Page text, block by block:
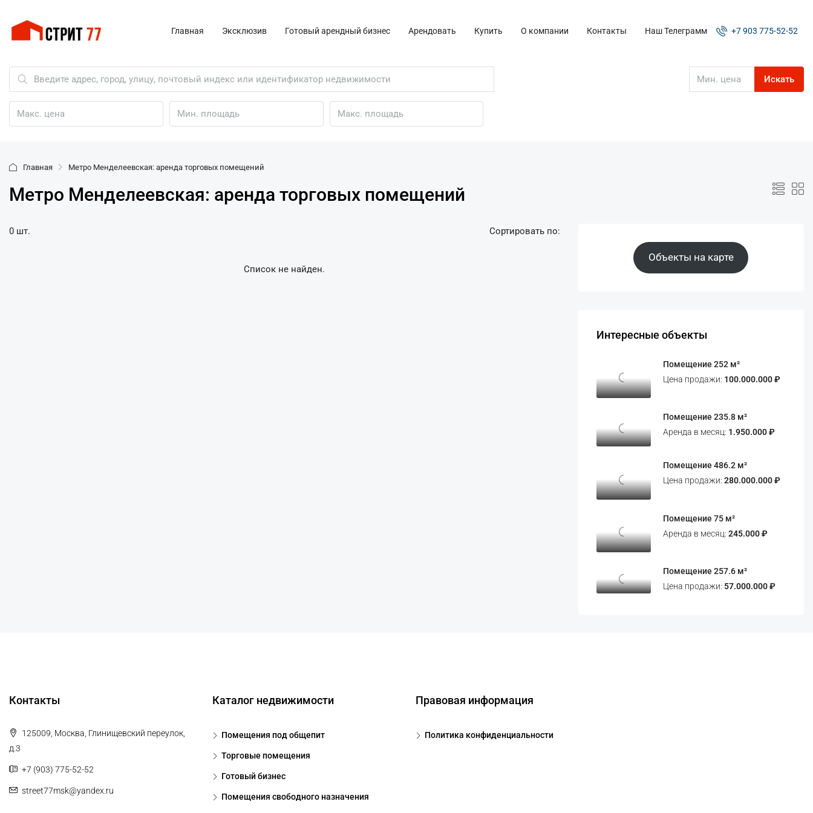
Главная Эксклюзив Готовый арендный бизнес Арендовать Купить О компании Контакты Наш Телеграмм +7 903 775-52-52
Искать
Главная Метро Менделеевская: аренда торговых помещений
Метро Менделеевская: аренда торговых помещений
0 шт. Сортировать по:
Список не найден.
Объекты на карте
Интересные объекты
Помещение 252 м²
Цена продажи: 100.000.000 ₽
Помещение 235.8 м²
Аренда в месяц: 1.950.000 ₽
Помещение 486.2 м²
Цена продажи: 280.000.000 ₽
Помещение 75 м²
Аренда в месяц: 245.000 ₽
Помещение 257.6 м²
Цена продажи: 57.000.000 ₽
Контакты
125009, Москва, Глинищевский переулок,
д.3
+7 (903) 775-52-52
street77msk@yandex.ru
Каталог недвижимости
Помещения под общепит
Торговые помещения
Готовый бизнес
Помещения свободного назначения
Правовая информация
Политика конфиденциальности